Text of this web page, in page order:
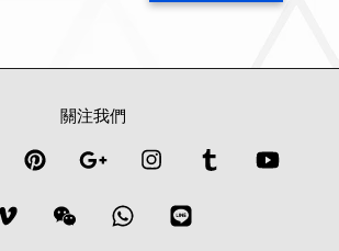
關注我們
Facebook Pinterest Google Instagram Tumblr
Vimeo Wechat Whatsapp